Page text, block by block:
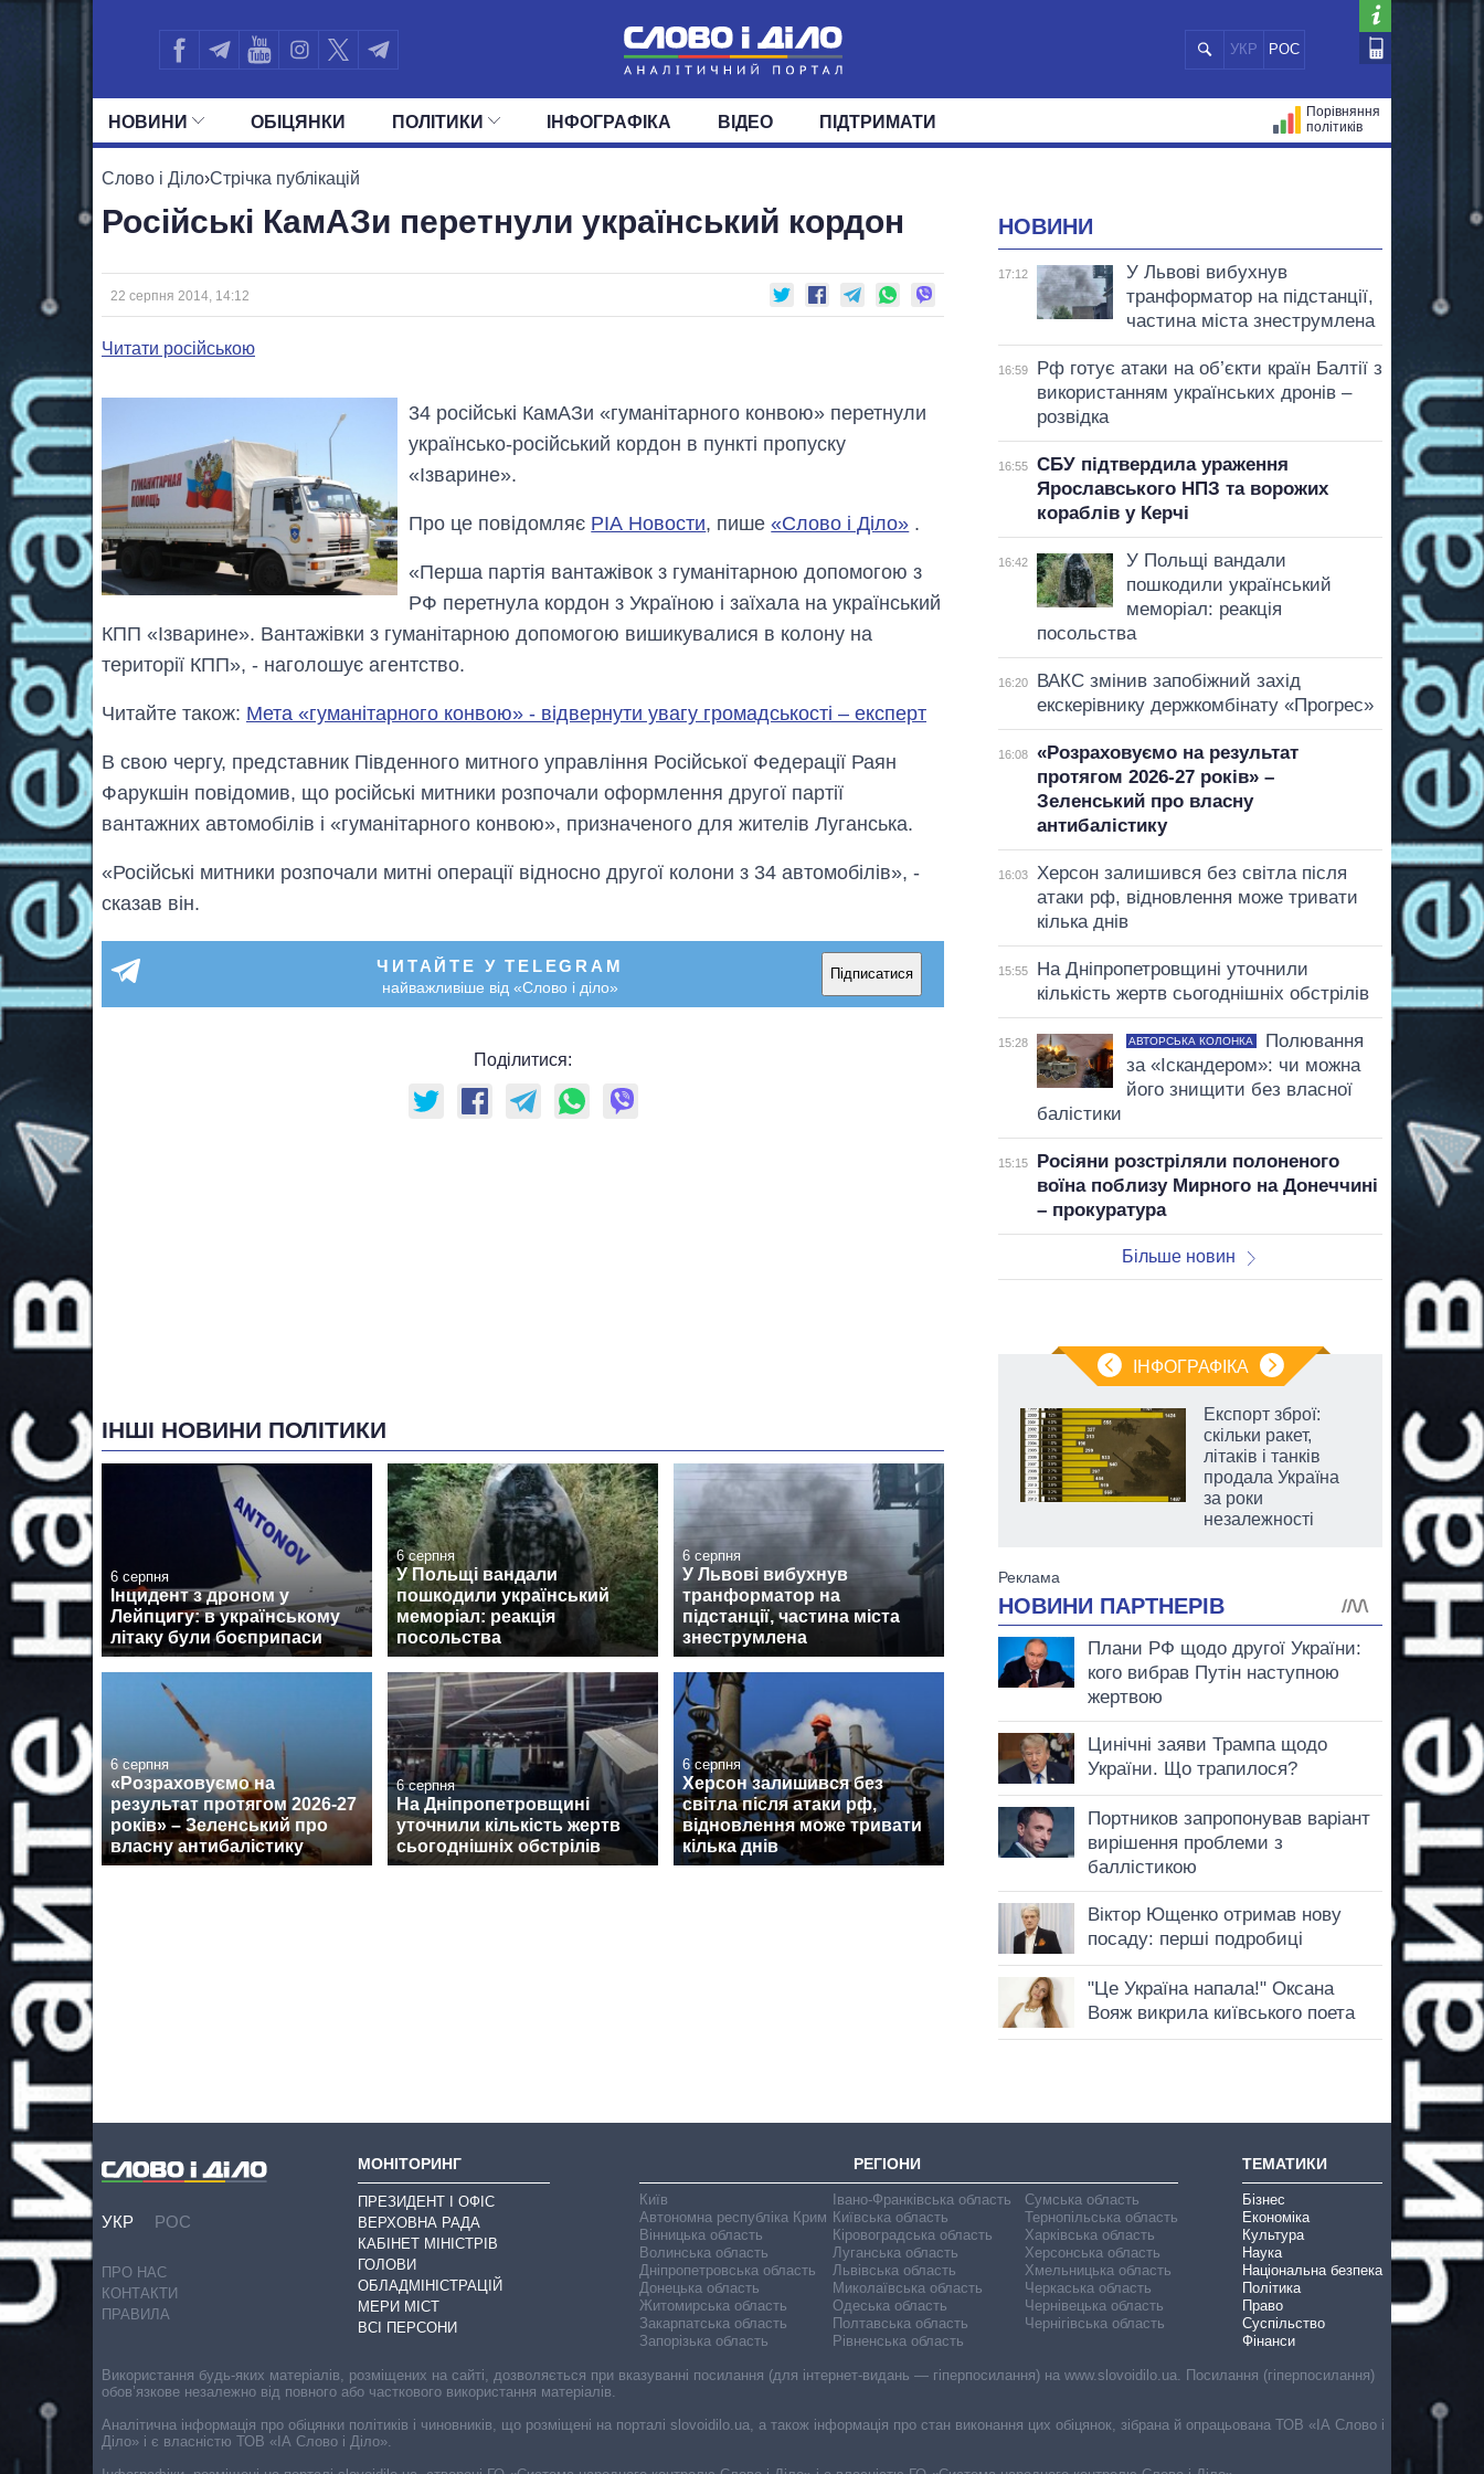
УКР РОС
НОВИНИ
ПОЛІТИКА ЕКОНОМІКА СУСПІЛЬСТВО СВІТ
ОБIЦЯНКИ ПОЛIТИКИ
УСІ ПОЛІТИКИ
ДЕПУТАТИ КОМІТЕТИ ФРАКЦІЇ ОКРУГИ
ІНФОГРАФІКА ВІДЕО ПІДТРИМАТИ
Порівняння
політиків
Слово і Діло›Стрічка публікацій
Російські КамАЗи перетнули український кордон
22 серпня 2014, 14:12
Читати російською
34 російські КамАЗи «гуманітарного конвою» перетнули
українсько-російський кордон в пункті пропуску
«Ізварине».
Про це повідомляє РІА Новости, пише«Слово і Діло» .
«Перша партія вантажівок з гуманітарною допомогою з
РФ перетнула кордон з Україною і заїхала на український
КПП «Ізварине». Вантажівки з гуманітарною допомогою вишикувалися в колону на
території КПП», - наголошує агентство.
Читайте також: Мета «гуманітарного конвою» - відвернути увагу громадськості – експерт
В свою чергу, представник Південного митного управління Російської Федерації Раян
Фарукшін повідомив, що російські митники розпочали оформлення другої партії
вантажних автомобілів і «гуманітарного конвою», призначеного для жителів Луганська.
«Російські митники розпочали митні операції відносно другої колони з 34 автомобілів», -
сказав він.
ЧИТАЙТЕ У TELEGRAM
найважливіше від «Слово і діло»
Підписатися
Поділитися:
ІНШІ НОВИНИ ПОЛІТИКИ
6 серпня
Інцидент з дроном у
Лейпцигу: в українському
літаку були боєприпаси
6 серпня
У Польщі вандали
пошкодили український
меморіал: реакція
посольства
6 серпня
У Львові вибухнув
транформатор на
підстанції, частина міста
знеструмлена
6 серпня
«Розраховуємо на
результат протягом 2026-27
років» – Зеленський про
власну антибалістику
6 серпня
На Дніпропетровщині
уточнили кількість жертв
сьогоднішніх обстрілів
6 серпня
Херсон залишився без
світла після атаки рф,
відновлення може тривати
кілька днів
НОВИНИ
17:12
У Львові вибухнув
транформатор на підстанції,
частина міста знеструмлена
16:59
Рф готує атаки на об’єкти країн Балтії з
використанням українських дронів –
розвідка
16:55
СБУ підтвердила ураження
Ярославського НПЗ та ворожих
кораблів у Керчі
16:42
У Польщі вандали
пошкодили український
меморіал: реакція
посольства
16:20
ВАКС змінив запобіжний захід
екскерівнику держкомбінату «Прогрес»
16:08
«Розраховуємо на результат
протягом 2026-27 років» –
Зеленський про власну
антибалістику
16:03
Херсон залишився без світла після
атаки рф, відновлення може тривати
кілька днів
15:55
На Дніпропетровщині уточнили
кількість жертв сьогоднішніх обстрілів
15:28 АВТОРСЬКА КОЛОНКА
Полювання
за «Іскандером»: чи можна
його знищити без власної
балістики
15:15
Росіяни розстріляли полоненого
воїна поблизу Мирного на Донеччині
– прокуратура
Більше новин
ІНФОГРАФІКА
містах України на
початок серпня
Експорт зброї:
скільки ракет,
літаків і танків
продала Україна
за роки
незалежності
УКР РОС
ПРО НАС
КОНТАКТИ
ПРАВИЛА
МОНІТОРИНГ
ПРЕЗИДЕНТ І ОФІС
ВЕРХОВНА РАДА
КАБІНЕТ МІНІСТРІВ
ГОЛОВИ
ОБЛАДМІНІСТРАЦІЙ
МЕРИ МІСТ
ВСІ ПЕРСОНИ
РЕГІОНИ
Київ
Автономна республіка Крим
Вінницька область
Волинська область
Дніпропетровська область
Донецька область
Житомирська область
Закарпатська область
Запорізька область
Івано-Франківська область
Київська область
Кіровоградська область
Луганська область
Львівська область
Миколаївська область
Одеська область
Полтавська область
Рівненська область
Сумська область
Тернопільська область
Харківська область
Херсонська область
Хмельницька область
Черкаська область
Чернівецька область
Чернігівська область
ТЕМАТИКИ
Бізнес
Економіка
Культура
Наука
Національна безпека
Політика
Право
Суспільство
Фінанси
Використання будь-яких матеріалів, розміщених на сайті, дозволяється при вказуванні посилання (для інтернет-видань — гіперпосилання) на www.slovoidilo.ua. Посилання (гіперпосилання)
обов’язкове незалежно від повного або часткового використання матеріалів.
Аналітична інформація про обіцянки політиків і чиновників, що розміщені на порталі slovoidilo.ua, а також інформація про стан виконання цих обіцянок, зібрана й опрацьована ТОВ «ІА Слово і
Діло» і є власністю ТОВ «ІА Слово і Діло».